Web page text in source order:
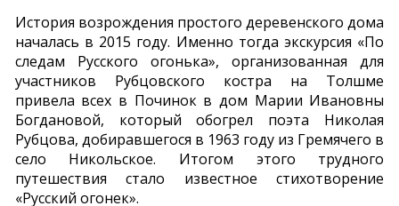
История возрождения простого деревенского дома
началась в 2015 году. Именно тогда экскурсия «По
следам Русского огонька», организованная для
участников Рубцовского костра на Толшме
привела всех в Починок в дом Марии Ивановны
Богдановой, который обогрел поэта Николая
Рубцова, добиравшегося в 1963 году из Гремячего в
село Никольское. Итогом этого трудного
путешествия стало известное стихотворение
«Русский огонек».